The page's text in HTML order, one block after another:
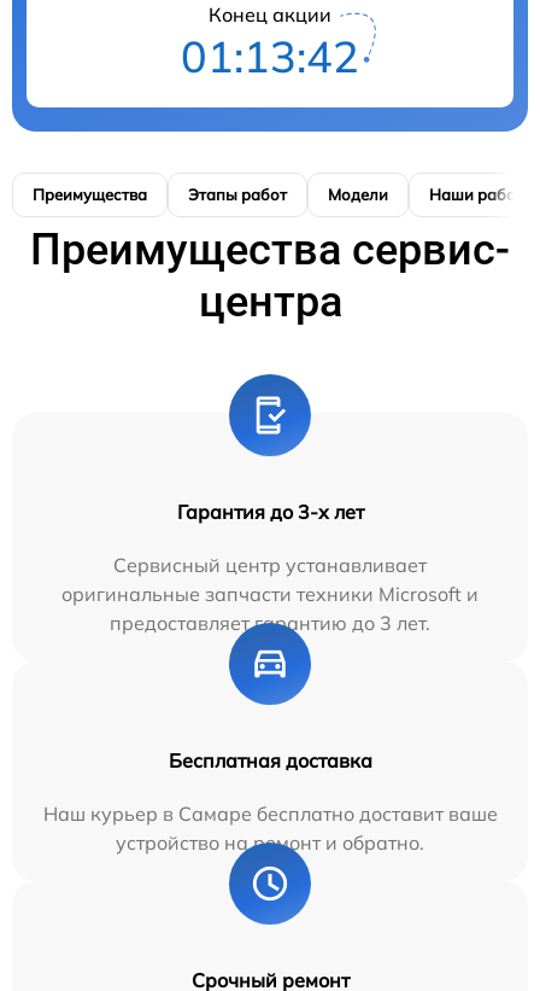
Конец акции
01:13:41
Преимущества Этапы работ Модели Наши работы
Преимущества сервис-
центра
Гарантия до 3-х лет
Сервисный центр устанавливает
оригинальные запчасти техники Microsoft и
предоставляет гарантию до 3 лет.
Бесплатная доставка
Наш курьер в Самаре бесплатно доставит ваше
устройство на ремонт и обратно.
Срочный ремонт